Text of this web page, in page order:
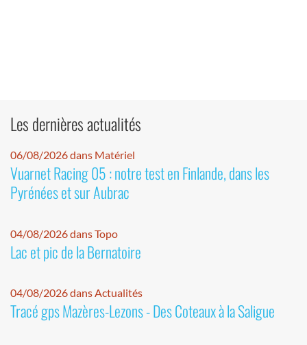
Les dernières actualités
06/08/2026 dans Matériel
Vuarnet Racing 05 : notre test en Finlande, dans les
Pyrénées et sur Aubrac
04/08/2026 dans Topo
Lac et pic de la Bernatoire
04/08/2026 dans Actualités
Tracé gps Mazères-Lezons - Des Coteaux à la Saligue